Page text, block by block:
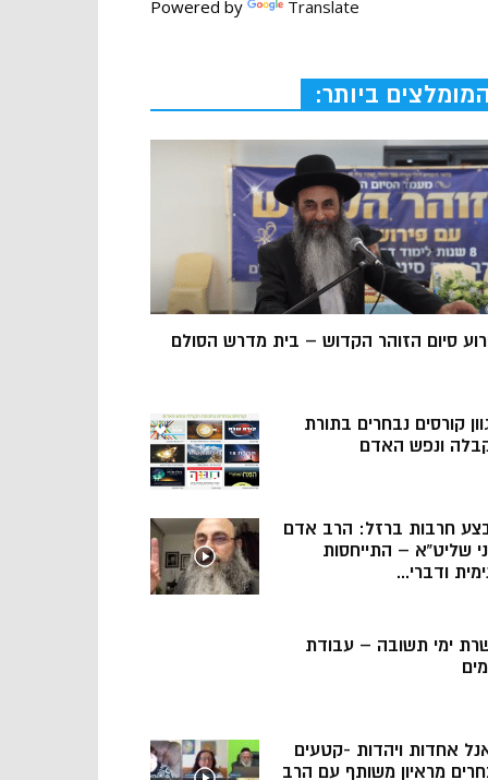
Powered by Translate
המומלצים ביותר:
סיום הזוהר הקדוש – בית מדרש הסולם
קורסים נבחרים בתורת
ונפש האדם
חרבות ברזל: הרב אדם
שליט”א – התייחסות
ודברי...
ימי תשובה – עבודת
אחדות ויהדות -קטעים
מראיון משותף עם הרב